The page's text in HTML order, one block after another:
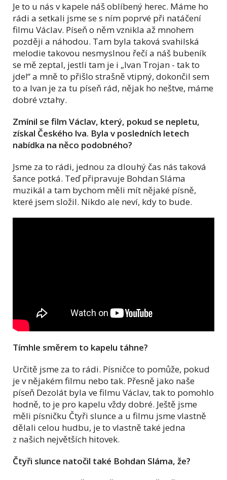
Je to u nás v kapele náš oblíbený herec. Máme ho
rádi a setkali jsme se s ním poprvé při natáčení
filmu Václav. Píseň o něm vznikla až mnohem
později a náhodou. Tam byla taková svahilská
melodie takovou nesmyslnou řečí a náš bubeník
se mě zeptal, jestli tam je i „Ivan Trojan - tak to
jde!“ a mně to přišlo strašně vtipný, dokončil sem
to a Ivan je za tu píseň rád, nějak ho neštve, máme
dobré vztahy.
Zmínil se film Václav, který, pokud se nepletu,
získal Českého lva. Byla v posledních letech
nabídka na něco podobného?
Jsme za to rádi, jednou za dlouhý čas nás taková
šance potká. Teď připravuje Bohdan Sláma
muzikál a tam bychom měli mít nějaké písně,
které jsem složil. Nikdo ale neví, kdy to bude.
Tímhle směrem to kapelu táhne?
Určitě jsme za to rádi. Písničce to pomůže, pokud
je v nějakém filmu nebo tak. Přesně jako naše
píseň Dezolát byla ve filmu Václav, tak to pomohlo
hodně, to je pro kapelu vždy dobré. Ještě jsme
měli písničku Čtyři slunce a u filmu jsme vlastně
dělali celou hudbu, je to vlastně také jedna
z našich největších hitovek.
Čtyři slunce natočil také Bohdan Sláma, že?